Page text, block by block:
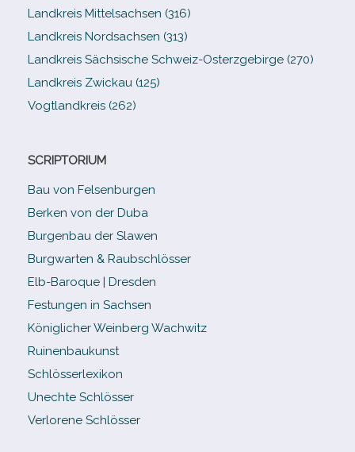
Landkreis Mittelsachsen (316)
Landkreis Nordsachsen (313)
Landkreis Sächsische Schweiz-​Osterzgebirge (270)
Landkreis Zwickau (125)
Vogtlandkreis (262)
SCRIPTORIUM
Bau von Felsenburgen
Berken von der Duba
Burgenbau der Slawen
Burgwarten & Raubschlösser
Elb-​Baroque | Dresden
Festungen in Sachsen
Königlicher Weinberg Wachwitz
Ruinenbaukunst
Schlösserlexikon
Unechte Schlösser
Verlorene Schlösser